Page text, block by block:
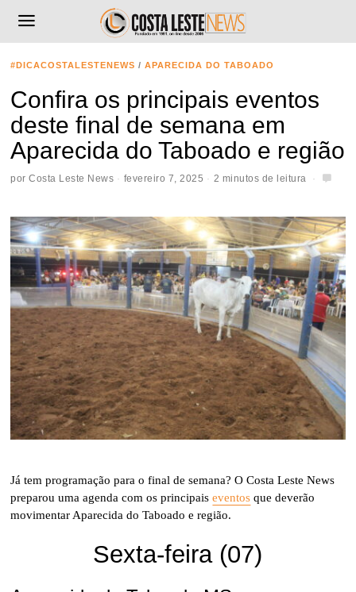
#DICACOSTALESTENEWS / APARECIDA DO TABOADO
Confira os principais eventos
deste final de semana em
Aparecida do Taboado e região
porCosta Leste News fevereiro 7, 2025 2 minutos de leitura
Já tem programação para o final de semana? O Costa Leste News
preparou uma agenda com os principaiseventos que deverão
movimentar Aparecida do Taboado e região.
Sexta-feira (07)